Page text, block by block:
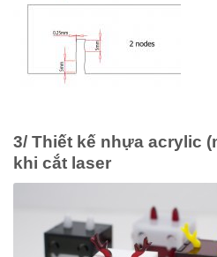
3/ Thiết kế nhựa acrylic
khi cắt laser